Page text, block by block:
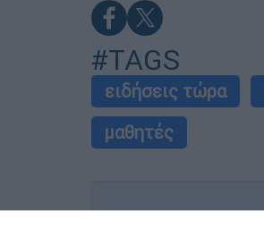
#TAGS
ειδήσεις τώρα
μαθητές